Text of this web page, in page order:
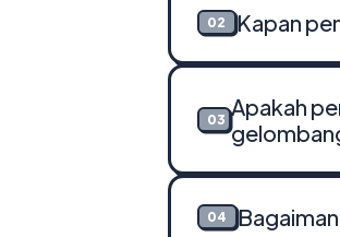
02 Kapan
03 Apakah
04